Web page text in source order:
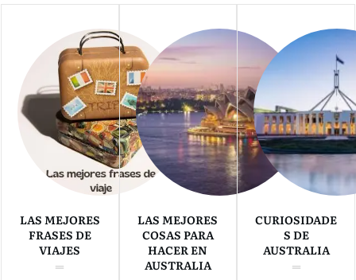
LAS MEJORES
FRASES DE
VIAJES
LAS MEJORES
COSAS PARA
HACER EN
AUSTRALIA
CURIOSIDADE
S DE
AUSTRALIA